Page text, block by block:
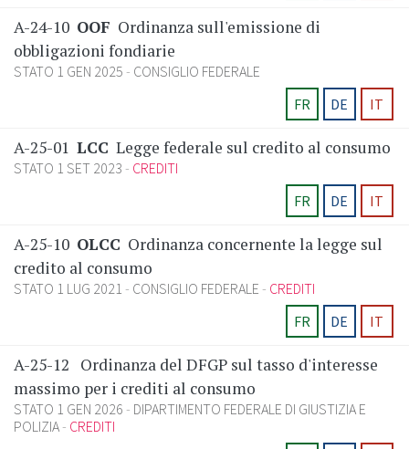
A-24-10 OOF Ordinanza sull'emissione di
obbligazioni fondiarie
STATO 1 GEN 2025
CONSIGLIO FEDERALE
FR
DE IT
A-25-01 LCC Legge federale sul credito al consumo
STATO 1 SET 2023
CREDITI
FR
DE IT
A-25-10 OLCC Ordinanza concernente la legge sul
credito al consumo
STATO 1 LUG 2021 CONSIGLIO FEDERALE
CREDITI
FR
DE IT
A-25-12
Ordinanza del DFGP sul tasso d'interesse
massimo per i crediti al consumo
STATO 1 GEN 2026
DIPARTIMENTO FEDERALE DI GIUSTIZIA E
POLIZIA CREDITI